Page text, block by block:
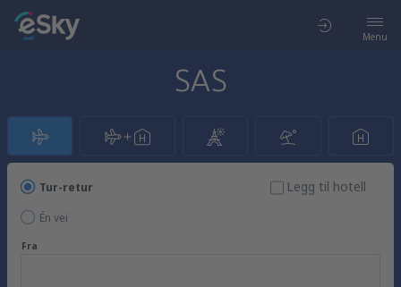
Menu
SAS
Tur-retur
Én vei
Legg til hotell
Fra